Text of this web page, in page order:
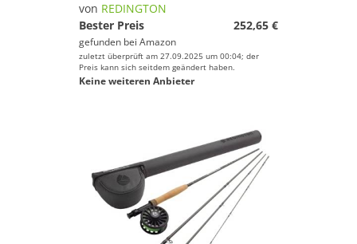
von REDINGTON
Bester Preis
252,65 €
gefunden bei Amazon
zuletzt überprüft am 27.09.2025 um 00:04; der
Preis kann sich seitdem geändert haben.
Keine weiteren Anbieter